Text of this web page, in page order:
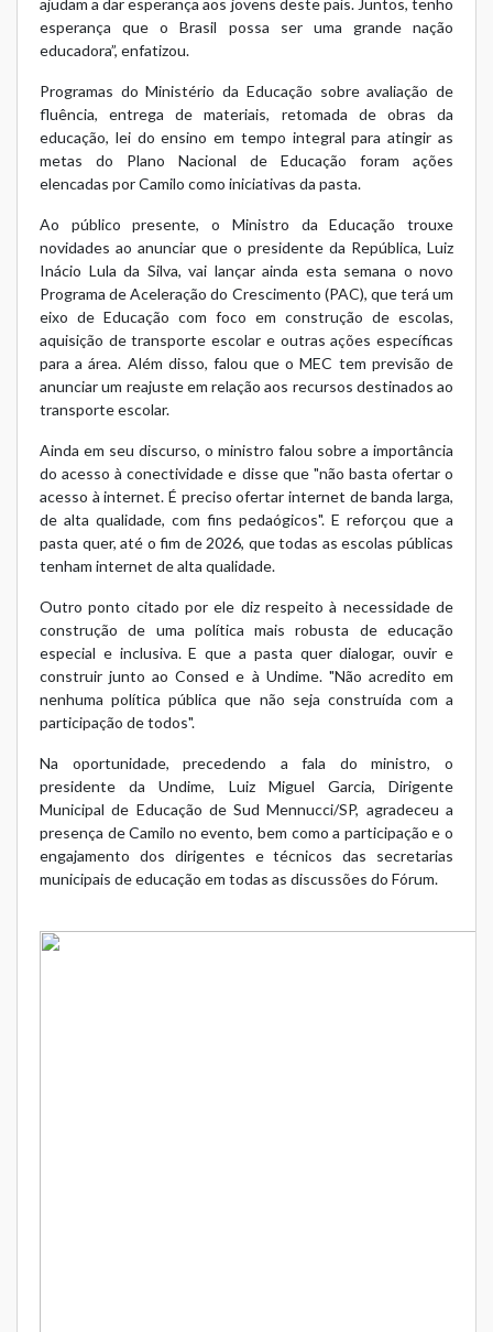
ajudam a dar esperança aos jovens deste país. Juntos, tenho
esperança que o Brasil possa ser uma grande nação
educadora”, enfatizou.
Programas do Ministério da Educação sobre avaliação de
fluência, entrega de materiais, retomada de obras da
educação, lei do ensino em tempo integral para atingir as
metas do Plano Nacional de Educação foram ações
elencadas por Camilo como iniciativas da pasta.
Ao público presente, o Ministro da Educação trouxe
novidades ao anunciar que o presidente da República, Luiz
Inácio Lula da Silva, vai lançar ainda esta semana o novo
Programa de Aceleração do Crescimento (PAC), que terá um
eixo de Educação com foco em construção de escolas,
aquisição de transporte escolar e outras ações específicas
para a área. Além disso, falou que o MEC tem previsão de
anunciar um reajuste em relação aos recursos destinados ao
transporte escolar.
Ainda em seu discurso, o ministro falou sobre a importância
do acesso à conectividade e disse que "não basta ofertar o
acesso à internet. É preciso ofertar internet de banda larga,
de alta qualidade, com fins pedaógicos". E reforçou que a
pasta quer, até o fim de 2026, que todas as escolas públicas
tenham internet de alta qualidade.
Outro ponto citado por ele diz respeito à necessidade de
construção de uma política mais robusta de educação
especial e inclusiva. E que a pasta quer dialogar, ouvir e
construir junto ao Consed e à Undime. "Não acredito em
nenhuma política pública que não seja construída com a
participação de todos".
Na oportunidade, precedendo a fala do ministro, o
presidente da Undime, Luiz Miguel Garcia, Dirigente
Municipal de Educação de Sud Mennucci/SP, agradeceu a
presença de Camilo no evento, bem como a participação e o
engajamento dos dirigentes e técnicos das secretarias
municipais de educação em todas as discussões do Fórum.